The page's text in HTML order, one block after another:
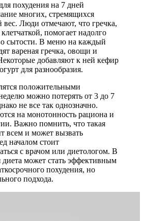
похудения на 7 дней
многих, стремящихся
Люди отмечают, что гречка,
помогает надолго
сытости. В меню на каждый
вареная гречка, овощи и
добавляют к ней кефир
для разнообразия.
положительными
можно потерять от 3 до 7
не все так однозначно.
на монотонность рациона и
Важно помнить, что такая
всем и может вызвать
началом стоит
с врачом или диетологом. В
диета может стать эффективным
похудения, но
подхода.